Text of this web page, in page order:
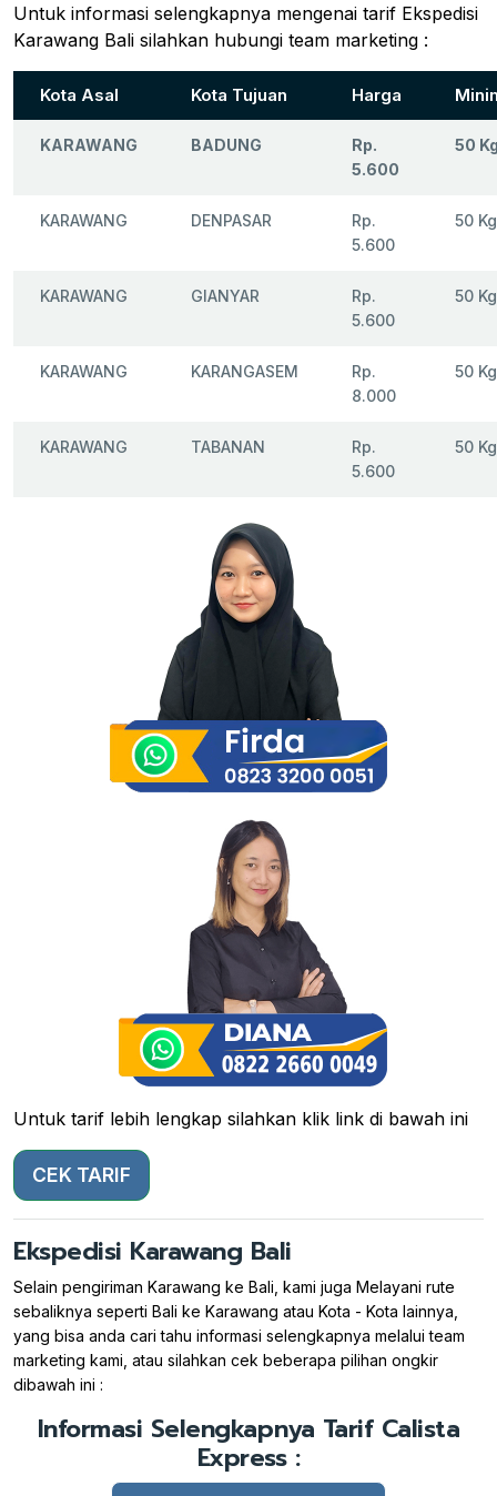
Untuk informasi selengkapnya mengenai tarif Ekspedisi
Karawang Bali silahkan hubungi team marketing :
Kota Asal Kota Tujuan Harga
KARAWANG BADUNG
Rp.
5.600
50
KARAWANG DENPASAR
Rp.
5.600
50 Kg
KARAWANG GIANYAR
Rp.
5.600
50 Kg
KARAWANG KARANGASEM
Rp.
8.000
50 Kg
KARAWANG TABANAN
Rp.
5.600
50 Kg
Untuk tarif lebih lengkap silahkan klik link di bawah ini
CEK TARIF
Ekspedisi Karawang Bali
Selain pengiriman Karawang ke Bali, kami juga Melayani rute
sebaliknya seperti Bali ke Karawang atau Kota - Kota lainnya,
yang bisa anda cari tahu informasi selengkapnya melalui team
marketing kami, atau silahkan cek beberapa pilihan ongkir
dibawah ini :
Informasi Selengkapnya Tarif Calista
Express :